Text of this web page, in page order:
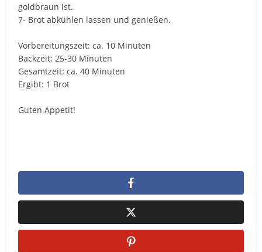
goldbraun ist.
7- Brot abkühlen lassen und genießen.
Vorbereitungszeit: ca. 10 Minuten
Backzeit: 25-30 Minuten
Gesamtzeit: ca. 40 Minuten
Ergibt: 1 Brot
Guten Appetit!